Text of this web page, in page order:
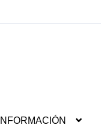
INFORMACIÓN